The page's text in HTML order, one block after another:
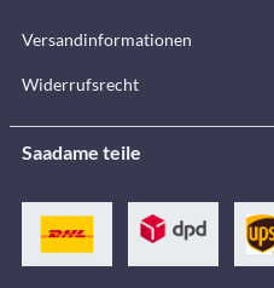
Versandinformationen
Widerrufsrecht
Saadame teile